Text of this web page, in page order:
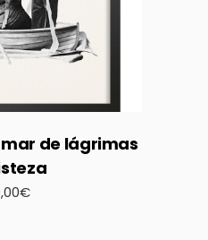
de lágrimas
€